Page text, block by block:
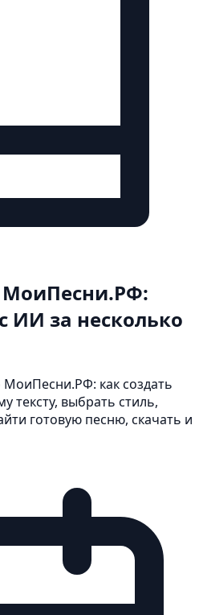
МоиПесни.РФ:
ИИ за несколько
МоиПесни.РФ: как создать
тексту, выбрать стиль,
готовую песню, скачать и